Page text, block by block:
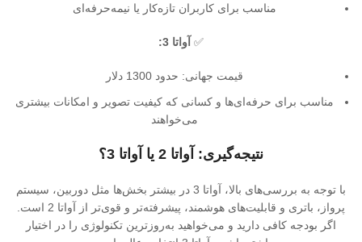
مناسب برای کاربران تازه‌کار یا نیمه‌حرفه‌ای
✅ آواتا 3:
قیمت جهانی: حدود 1300 دلار
مناسب برای حرفه‌ای‌ها و کسانی که کیفیت تصویر و امکانات بیشتری
می‌خواهند
نتیجه‌گیری: آواتا 2 یا آواتا 3؟
با توجه به بررسی‌های بالا، آواتا 3 در بیشتر بخش‌ها مثل دوربین، سیستم
پرواز، باتری و قابلیت‌های هوشمند، پیشرفته‌تر و قوی‌تر از آواتا 2 است.
اگر بودجه کافی دارید و می‌خواهید به‌روزترین تکنولوژی را در اختیار